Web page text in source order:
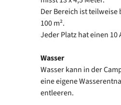
Der Bereich ist
100 m².
Jeder Platz hat einen
Wasser
Wasser kann in der
eine eigene
entleeren.